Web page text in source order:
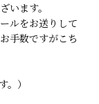
います。
ルをお送りして
手数ですがこち
）